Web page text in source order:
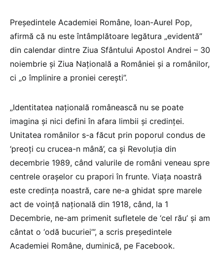
Preşedintele Academiei Române, Ioan-Aurel Pop,
afirmă că nu este întâmplătoare legătura „evidentă”
din calendar dintre Ziua Sfântului Apostol Andrei – 30
noiembrie şi Ziua Naţională a României şi a românilor,
ci „o împlinire a proniei cereşti”.
„Identitatea naţională românească nu se poate
imagina şi nici defini în afara limbii şi credinţei.
Unitatea românilor s-a făcut prin poporul condus de
‘preoţi cu crucea-n mână’, ca şi Revoluţia din
decembrie 1989, când valurile de români veneau spre
centrele oraşelor cu prapori în frunte. Viaţa noastră
este credinţa noastră, care ne-a ghidat spre marele
act de voinţă naţională din 1918, când, la 1
Decembrie, ne-am primenit sufletele de ‘cel rău’ şi am
cântat o ‘odă bucuriei’”, a scris preşedintele
Academiei Române, duminică, pe Facebook.